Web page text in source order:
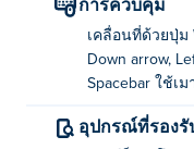
ที่จะปกป้องชีสอันล้ำค่
คใหม่ๆ และการป้อง
คล่องแคล่วของคุณ
หนูทุกตัวที่คุณเห็นคือ
กันเลย!
เคลื่อนที่ด้วยปุ่ม
Down arrow,
Spacebar ใช้เ
อุปกรณ์ที่รองรั